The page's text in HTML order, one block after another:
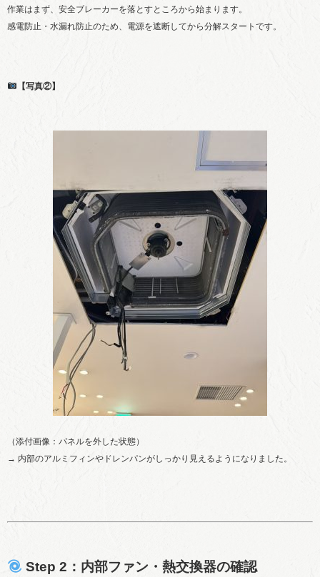
作業はまず、安全ブレーカーを落とすところから始まります。
感電防止・水漏れ防止のため、電源を遮断してから分解スタートです。
【写真②】
（添付画像：パネルを外した状態）
→ 内部のアルミフィンやドレンパンがしっかり見えるようになりました。
Step 2：内部ファン・熱交換器の確認